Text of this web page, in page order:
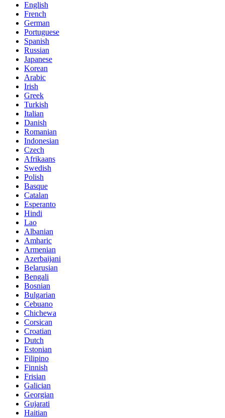
English
French
German
Portuguese
Spanish
Russian
Japanese
Korean
Arabic
Irish
Greek
Turkish
Italian
Danish
Romanian
Indonesian
Czech
Afrikaans
Swedish
Polish
Basque
Catalan
Esperanto
Hindi
Lao
Albanian
Amharic
Armenian
Azerbaijani
Belarusian
Bengali
Bosnian
Bulgarian
Cebuano
Chichewa
Corsican
Croatian
Dutch
Estonian
Filipino
Finnish
Frisian
Galician
Georgian
Gujarati
Haitian